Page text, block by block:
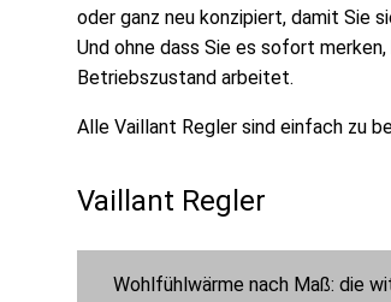
oder ganz neu konzipiert, damit Sie
Und ohne dass Sie es sofort
Betriebszustand arbeitet.
Alle Vaillant Regler sind einfach zu
Vaillant Regler
Wohlfühlwärme nach Maß: die